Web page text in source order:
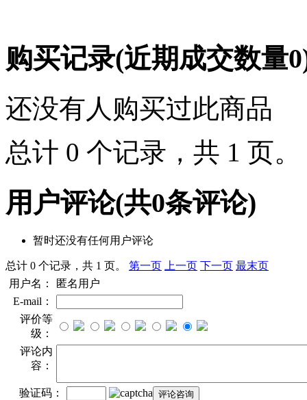
购买记录(近期成交数量0
还没有人购买过此商品
总计 0 个记录，共 1 页。
用户评论(共0条评论)
暂时还没有任何用户评论
总计 0 个记录，共 1 页。 第一页 上一页 下一页 最末页
用户名：
匿名用户
E-mail：
评价等
级：
评论内
容：
验证码：